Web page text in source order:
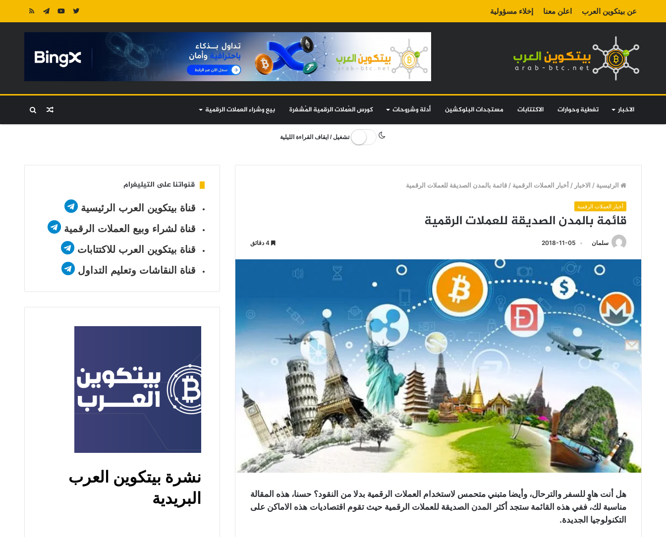
عن بيتكوين العرب اعلن معنا إخلاء مسؤولية
الاخبار تغطية وحوارات الاكتتابات مستجدات البلوكشين أدلة وشروحات كورس العُملات الرقمية المُشفرة بيع وشراء العملات الرقمية بحث مقال
تشغيل / ايقاف القراءة الليلية
الرئيسية / الاخبار / أخبار العملات الرقمية / قائمة بالمدن الصديقة للعملات الرقمية
أخبار العملات الرقمية
قائمة بالمدن الصديقة للعملات الرقمية
سلمان 2018-11-05 4 دقائق
هل أنت هاوٍ للسفر والترحال، وأيضا متبني متحمس لاستخدام العملات الرقمية بدلا من النقود؟ حسنا، هذه المقالة
مناسبة لك، ففي هذه القائمة ستجد أكثر المدن الصديقة للعملات الرقمية حيث تقوم اقتصاديات هذه الاماكن على
التكنولوجيا الجديدة.
قنواتنا على التيليغرام
قناة بيتكوين العرب الرئيسية
قناة لشراء وبيع العملات الرقمية
قناة بيتكوين العرب للاكتتابات
قناة النقاشات وتعليم التداول